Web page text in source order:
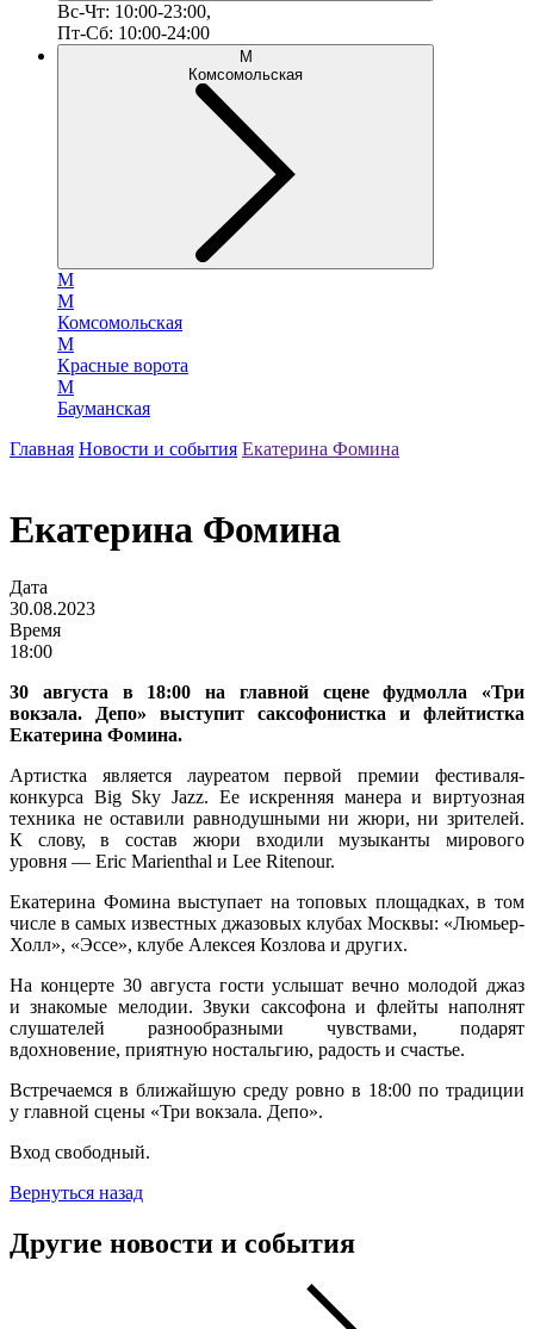
Вс-Чт: 10:00-23:00,
Пт-Сб: 10:00-24:00
М
Комсомольская
М
М
Комсомольская
М
Красные ворота
М
Бауманская
Главная Новости и события Екатерина Фомина
Екатерина Фомина
Дата
30.08.2023
Время
18:00
30 августа в 18:00 на главной сцене фудмолла «Три
вокзала. Депо» выступит саксофонистка и флейтистка
Екатерина Фомина.
Артистка является лауреатом первой премии фестиваля-
конкурса Big Sky Jazz. Ее искренняя манера и виртуозная
техника не оставили равнодушными ни жюри, ни зрителей.
К слову, в состав жюри входили музыканты мирового
уровня — Eric Marienthal и Lee Ritenour.
Екатерина Фомина выступает на топовых площадках, в том
числе в самых известных джазовых клубах Москвы: «Люмьер-
Холл», «Эссе», клубе Алексея Козлова и других.
На концерте 30 августа гости услышат вечно молодой джаз
и знакомые мелодии. Звуки саксофона и флейты наполнят
слушателей разнообразными чувствами, подарят
вдохновение, приятную ностальгию, радость и счастье.
Встречаемся в ближайшую среду ровно в 18:00 по традиции
у главной сцены «Три вокзала. Депо».
Вход свободный.
Вернуться назад
Другие новости и события